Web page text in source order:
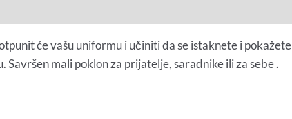
će vašu uniformu i učiniti da se istaknete i pokažete
mali poklon za prijatelje, saradnike ili za sebe .